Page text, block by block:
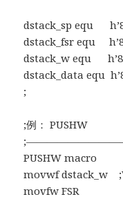
dstack_sp equ
dstack_fsr equ
dstack_w equ
dstack_data equ
;
;例： PUSHW
PUSHW macro
movwf dstack_w
movfw FSR